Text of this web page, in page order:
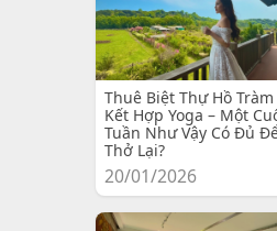
Thuê Biệt Thự Hồ Tràm
Kết Hợp Yoga – Một
Tuần Như Vậy Có Đủ
Thở Lại?
20/01/2026